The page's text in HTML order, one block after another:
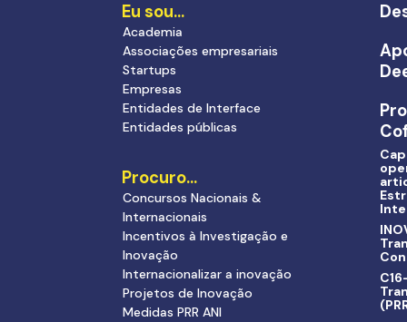
Eu sou…
Academia
Associações empresariais
Startups
Empresas
Entidades de Interface
Entidades públicas
Procuro…
Concursos Nacionais &
Internacionais
Incentivos à Investigação e
Inovação
Internacionalizar a inovação
Projetos de Inovação
Medidas PRR ANI